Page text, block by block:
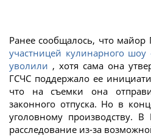
Ранее сообщалось, что майор
участницей кулинарного
уволили , хотя сама она
ГСЧС поддержало ее
что на съемки она
законного отпуска. Но в
уголовному производству.
расследование из-за